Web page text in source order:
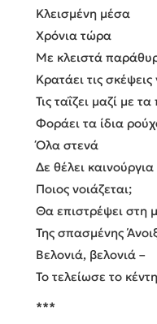
Κλεισμένη μέσα
Χρόνια τώρα
Με κλειστά
Κρατάει τις
Τις ταΐζει μαζί με
Φοράει τα ίδια
Όλα στενά
Δε θέλει καινούργια
Ποιος νοιάζεται;
Θα επιστρέψει στη
Της σπασμένης
Βελονιά, βελονιά –
Το τελείωσε το
***